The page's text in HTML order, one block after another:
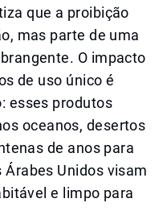
que a proibição
mas parte de uma
O impacto
de uso único é
esses produtos
oceanos, desertos
de anos para
Árabes Unidos visam
e limpo para